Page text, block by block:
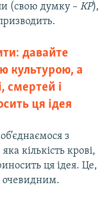
(свою думку – КР),
давайте
культурою, а
смертей і
ця ідея
з
кількість крові,
ця ідея. Це,
очевидним.